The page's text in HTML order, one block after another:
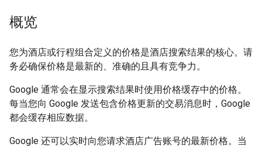
概览
您为酒店或行程组合定义的价格是酒店搜索结果的核心。请
务必确保价格是最新的、准确的且具有竞争力。
Google 通常会在显示搜索结果时使用价格缓存中的价格。
每当您向 Google 发送包含价格更新的交易消息时，Google
都会缓存相应数据。
Google 还可以实时向您请求酒店广告账号的最新价格。当